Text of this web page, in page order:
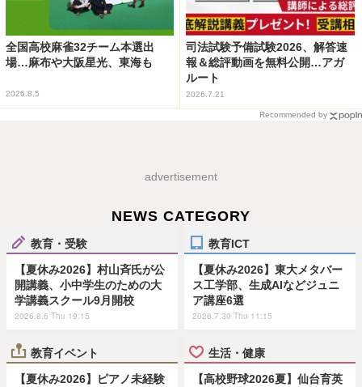
全国高校麻雀32チーム本選出
場…麻布や大阪星光、東海も
2026.8.5
司法試験予備試験2026、解答速
報＆総評動画を無料公開…アガ
ルート
2026.7.21
Recommended by
advertisement
NEWS CATEGORY
教育・受験
【夏休み2026】村山斉氏が公
開講義、小中学生のための大
学講義スクール9月開校
2026.8.6 Thu 19:15
教育ICT
【夏休み2026】東大メタバー
ス工学部、生成AIなどジュニ
ア講座6選
2026.7.30 Thu 11:15
教育イベント
【夏休み2026】ピアノ未経験
生活・健康
【高校野球2026夏】仙台育英